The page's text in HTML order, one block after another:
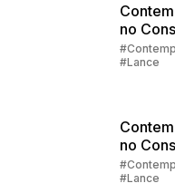
no
Parte
Lance
#Lance
no
Parte 2:
#Lance